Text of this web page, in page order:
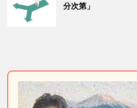
分次第」